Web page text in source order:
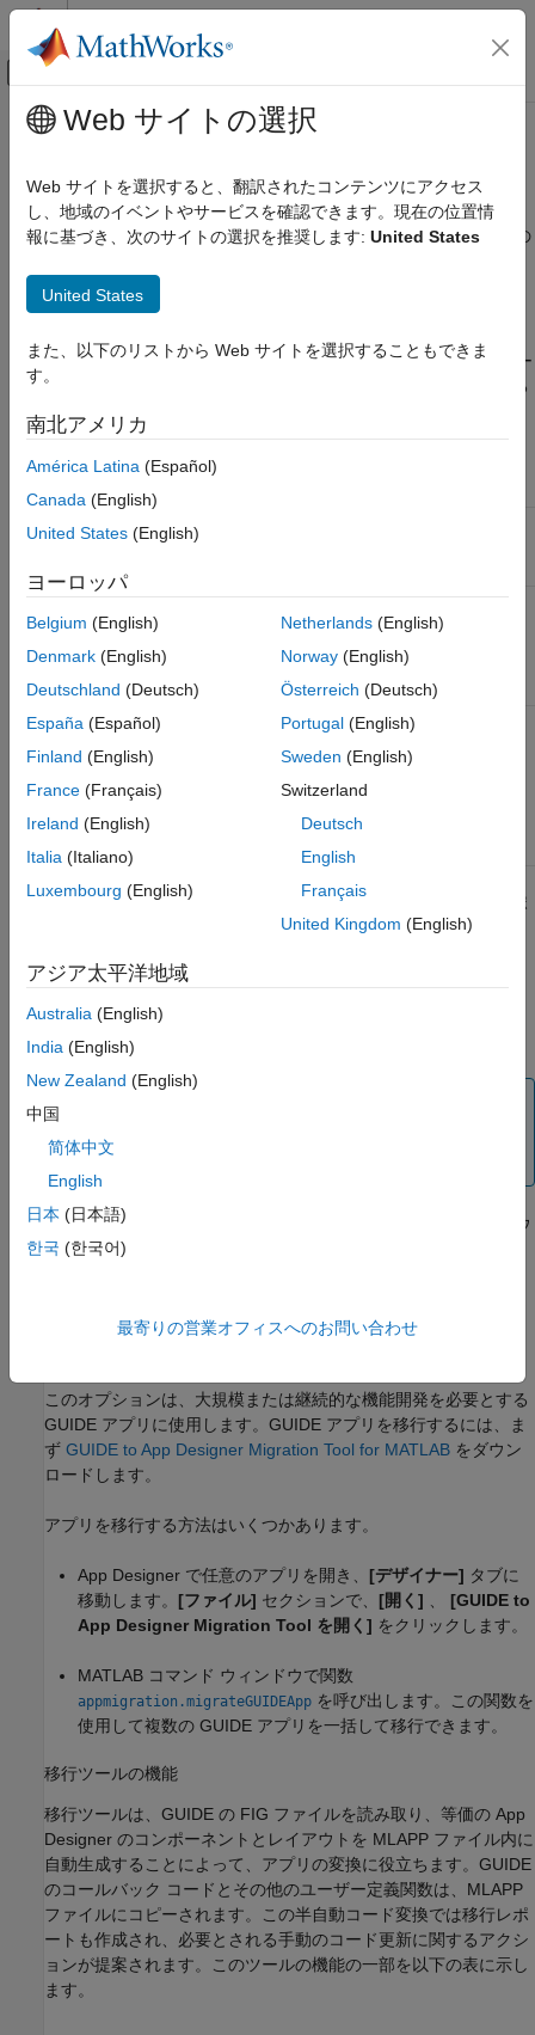
コンテンツへスキップ
オフキャンバス ナビゲーション メ
ドキュメンテーションのホーム
アプリの作成
figure ベースのアプリの更新
GUIDE の移行策
項目一覧
GUIDE アプリのコード ファイルの編集
ポート
参考
メインコンテンツ
GUIDE の移行策
GUIDE は MATLAB ®でアプリを作成するための独自のドラッグ
アンド ドロップ環境であり、R2025a で削除されました。既存の
する必要がある場合はアプリ プログラム ファイルを引き続き編
集できます。
既存の GUIDE アプリで作業を続けつつ、将来の MATLAB リリー
スとの互換性を維持するには、次の表にリストされた推奨される
処理方法のいずれかを使用してください。
アプリ開発でのニ
継続的な開発
れる編集
れた既存のアプリ
使用してアプリを
編集します。
コード ファイルの
実行のみ
引き続き GUIDE
既存の GUIDE ア
は、アプリに関連
あるいは、GUIDE アプリを単一の MATLAB ファイルにエクスポ
ートできます。ただし、エクスポートしたアプリは、将来 App
GUIDE アプリを MATLAB ファイルにエクスポート
ださい。
App Designer への GUIDE アプリの移行
MATLAB
GUIDE アプリを App Designer に移行すると、アプリのレイアウ
トを引き続き対話的に開発できます。また、強化された UI コン
す。さらに、アプリを Web アプリとして作成したり、共有した
このオプションは、大規模または継続的な機能開発を必要とする
GUIDE アプリに使用します。GUIDE アプリを移行するには、ま
ず GUIDE to App Designer Migration Tool for MATLAB をダウン
ロードします。
アプリを移行する方法はいくつかあります。
App Designer で任意のアプリを開き、 [デザイナー] タブに
移動します。 [ファイル] セクションで、 [開く]
[GUIDE to
App Designer Migration Tool を開く] をクリックします。
MATLAB コマンド ウィンドウで関数
appmigration.migrateGUIDEApp を呼び出します。この関数を
使用して複数の GUIDE アプリを一括して移行できます。
移行ツールの機能
移行ツールは、GUIDE の FIG ファイルを読み取り、等価の App
Designer のコンポーネントとレイアウトを MLAPP ファイル内に
自動生成することによって、アプリの変換に役立ちます。GUIDE
のコールバック コードとその他のユーザー定義関数は、MLAPP
ファイルにコピーされます。この半自動コード変換では移行レポ
ートも作成され、必要とされる手動のコード更新に関するアクシ
ョンが提案されます。このツールの機能の一部を以下の表に示し
ます。
Web サイトの選択
Web サイトを選択すると、翻訳されたコンテンツにアクセス
し、地域のイベントやサービスを確認できます。現在の位置情
報に基づき、次のサイトの選択を推奨します: United States
United States
また、以下のリストから Web サイトを選択することもできま
す。
南北アメリカ
América Latina (Español)
Canada (English)
United States (English)
ヨーロッパ
Belgium (English)
Denmark (English)
Deutschland (Deutsch)
España (Español)
Finland (English)
France (Français)
Ireland (English)
Italia (Italiano)
Luxembourg (English)
Netherlands(English)
Norway(English)
Österreich (Deutsch)
Portugal(English)
Sweden (English)
Switzerland
Deutsch
English
Français
United Kingdom (English)
アジア太平洋地域
Australia (English)
India (English)
New Zealand (English)
中国
简体中文
English
日本 (日本語)
한국 (한국어)
最寄りの営業オフィスへのお問い合わせ